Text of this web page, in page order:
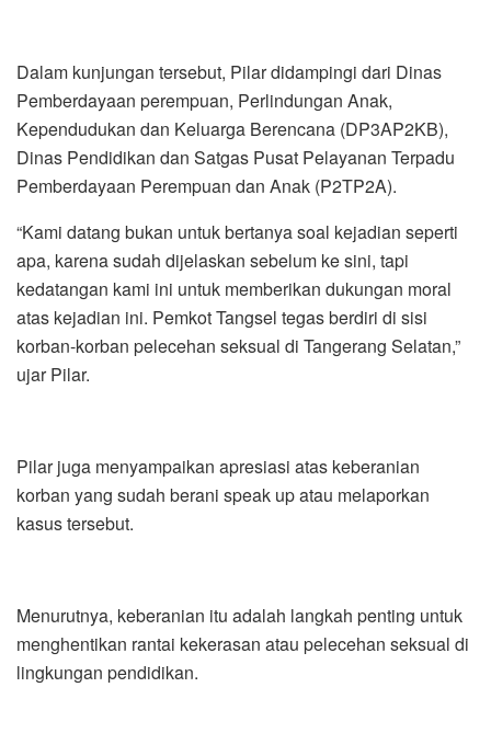
Dalam kunjungan tersebut, Pilar didampingi dari Dinas
Pemberdayaan perempuan, Perlindungan Anak,
Kependudukan dan Keluarga Berencana (DP3AP2KB),
Dinas Pendidikan dan Satgas Pusat Pelayanan Terpadu
Pemberdayaan Perempuan dan Anak (P2TP2A).
“Kami datang bukan untuk bertanya soal kejadian seperti
apa, karena sudah dijelaskan sebelum ke sini, tapi
kedatangan kami ini untuk memberikan dukungan moral
atas kejadian ini. Pemkot Tangsel tegas berdiri di sisi
korban-korban pelecehan seksual di Tangerang Selatan,”
ujar Pilar.
Pilar juga menyampaikan apresiasi atas keberanian
korban yang sudah berani speak up atau melaporkan
kasus tersebut.
Menurutnya, keberanian itu adalah langkah penting untuk
menghentikan rantai kekerasan atau pelecehan seksual di
lingkungan pendidikan.